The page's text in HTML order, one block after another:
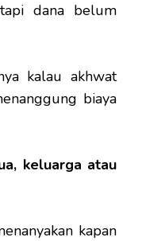
dana belum
kalau akhwat
biaya
keluarga atau
kapan